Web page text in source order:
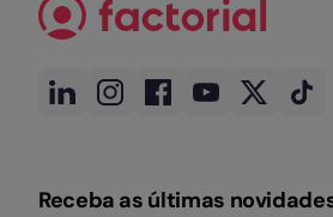
Receba as últimas